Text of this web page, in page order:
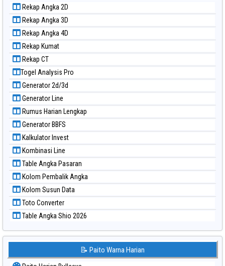
Paito Warna Hongkong Pools 6d
Paito Warna Japan
Paito Warna Japan 6d
Paito Warna Korea
Paito Warna Kuda Lari
Paito Warna Magnum Cambodia
Paito Warna Nagoya
Paito Warna New York Midday
Paito Warna North Carolina Day
Paito Warna Pcso
Paito Warna Pennsylvania Day
Paito Warna Sao Paulo
Paito Warna Singapore
Paito Warna Sydney
Paito Warna Sydney Lottery
Paito Warna Sydney Lottery 6d
Paito Warna Sydney Lotto
Paito Warna Sydney Pools 6d
Paito Warna Taipei
Paito Warna Taiwan
📝 Aplikasi New
Rekap Angka 2D
Rekap Angka 3D
Rekap Angka 4D
Rekap Kumat
Rekap CT
Togel Analysis Pro
Generator 2d/3d
Generator Line
Rumus Harian Lengkap
Generator BBFS
Kalkulator Invest
Kombinasi Line
Kolom Pembalik Angka
Toto Converter